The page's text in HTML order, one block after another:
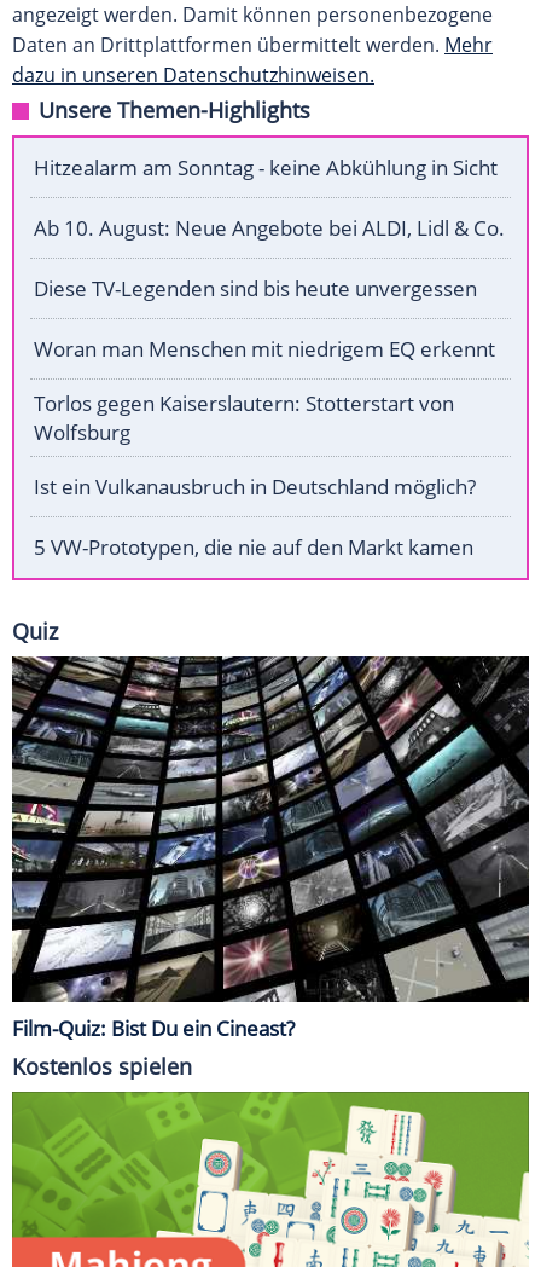
angezeigt werden. Damit können personenbezogene
Daten an Drittplattformen übermittelt werden. Mehr
dazu in unseren Datenschutzhinweisen.
Unsere Themen-Highlights
Hitzealarm am Sonntag - keine Abkühlung in Sicht
Ab 10. August: Neue Angebote bei ALDI, Lidl & Co.
Diese TV-Legenden sind bis heute unvergessen
Woran man Menschen mit niedrigem EQ erkennt
Torlos gegen Kaiserslautern: Stotterstart von
Wolfsburg
Ist ein Vulkanausbruch in Deutschland möglich?
5 VW-Prototypen, die nie auf den Markt kamen
Quiz
Film-Quiz: Bist Du ein Cineast?
Kostenlos spielen